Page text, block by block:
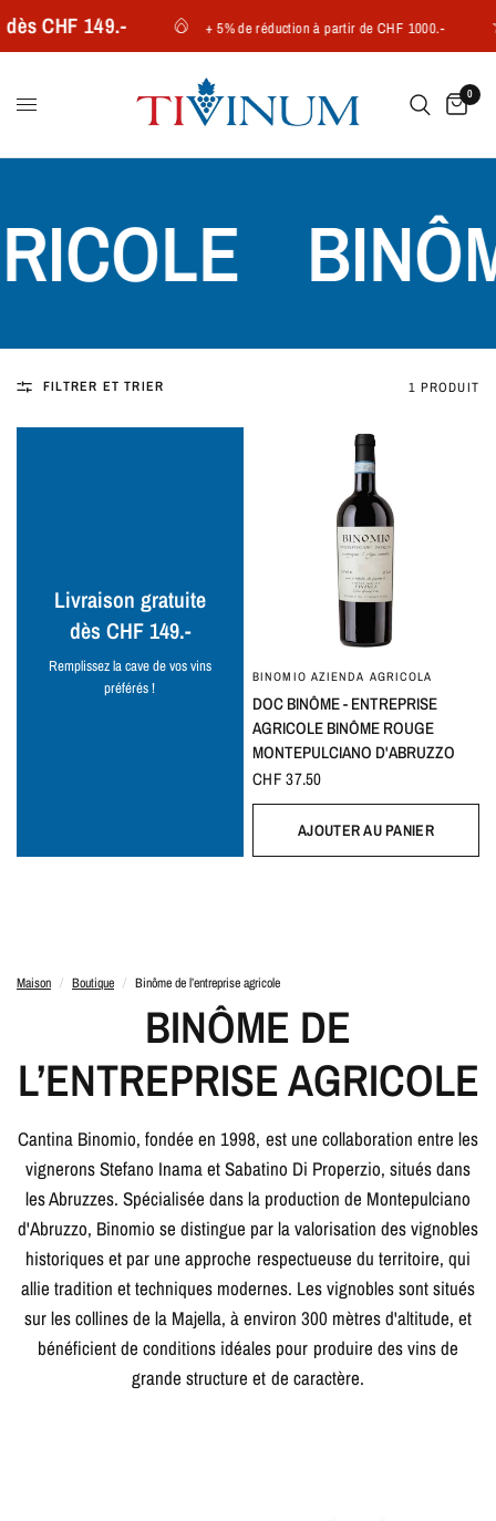
CHF 149.- + 5% de réduction à partir de CHF 1000.-
0
FILTRER ET TRIER 1 PRODUIT
Livraison gratuite
dès CHF 149.-
Remplissez la cave de vos vins
préférés !
BINOMIO AZIENDA AGRICOLA
DOC BINÔME - ENTREPRISE
AGRICOLE BINÔME ROUGE
MONTEPULCIANO D'ABRUZZO
CHF 37.50
AJOUTER AU PANIER
Maison / Boutique / Binôme de l’entreprise agricole
BINÔME DE
L’ENTREPRISE AGRICOLE
Cantina Binomio, fondée en 1998, est une collaboration entre les
vignerons Stefano Inama et Sabatino Di Properzio, situés dans
les Abruzzes. Spécialisée dans la production de Montepulciano
d'Abruzzo, Binomio se distingue par la valorisation des vignobles
historiques et par une approche respectueuse du territoire, qui
allie tradition et techniques modernes. Les vignobles sont situés
sur les collines de la Majella, à environ 300 mètres d'altitude, et
bénéficient de conditions idéales pour produire des vins de
grande structure et de caractère.